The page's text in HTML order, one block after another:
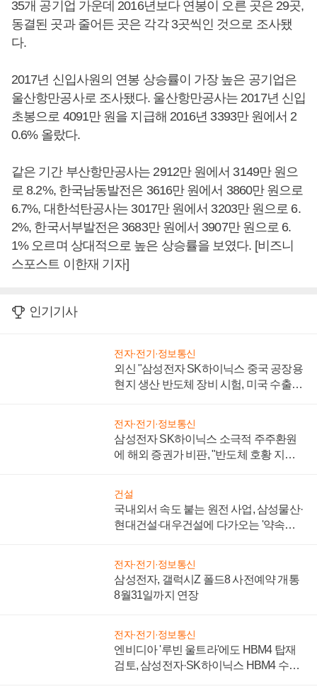
35개 공기업 가운데 2016년보다 연봉이 오른 곳은 29곳,
동결된 곳과 줄어든 곳은 각각 3곳씩인 것으로 조사됐
다.
2017년 신입사원의 연봉 상승률이 가장 높은 공기업은
울산항만공사로 조사됐다. 울산항만공사는 2017년 신입
초봉으로 4091만 원을 지급해 2016년 3393만 원에서 2
0.6% 올랐다.
같은 기간 부산항만공사는 2912만 원에서 3149만 원으
로 8.2%, 한국남동발전은 3616만 원에서 3860만 원으로
6.7%, 대한석탄공사는 3017만 원에서 3203만 원으로 6.
2%, 한국서부발전은 3683만 원에서 3907만 원으로 6.
1% 오르며 상대적으로 높은 상승률을 보였다. [비즈니
스포스트 이한재 기자]
인기기사
전자·전기·정보통신
외신 "삼성전자 SK하이닉스 중국 공장용
현지 생산 반도체 장비 시험, 미국 수출통
전자·전기·정보통신
삼성전자 SK하이닉스 소극적 주주환원
에 해외 증권가 비판, "반도체 호황 지속
건설
국내외서 속도 붙는 원전 사업, 삼성물산·
현대건설·대우건설에 다가오는 '약속의
전자·전기·정보통신
삼성전자, 갤럭시Z 폴드8 사전예약 개통
8월31일까지 연장
전자·전기·정보통신
엔비디아 '루빈 울트라'에도 HBM4 탑재
검토, 삼성전자·SK하이닉스 HBM4 수율